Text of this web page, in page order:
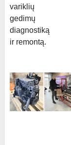
variklių
gedimų
diagnostiką
ir remontą.